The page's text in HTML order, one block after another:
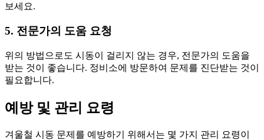
보세요.
5. 전문가의 도움 요청
위의 방법으로도 시동이 걸리지 않는 경우, 전문가의 도움을
받는 것이 좋습니다. 정비소에 방문하여 문제를 진단받는 것이
필요합니다.
예방 및 관리 요령
겨울철 시동 문제를 예방하기 위해서는 몇 가지 관리 요령이